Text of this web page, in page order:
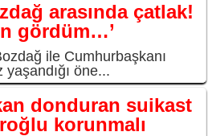
arasında çatlak!
gördüm…’
ile Cumhurbaşkanı
öne...
donduran suikast
korunmalı